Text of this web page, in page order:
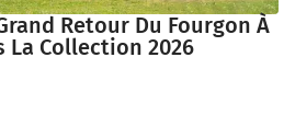
Retour Du Fourgon À
La Collection 2026